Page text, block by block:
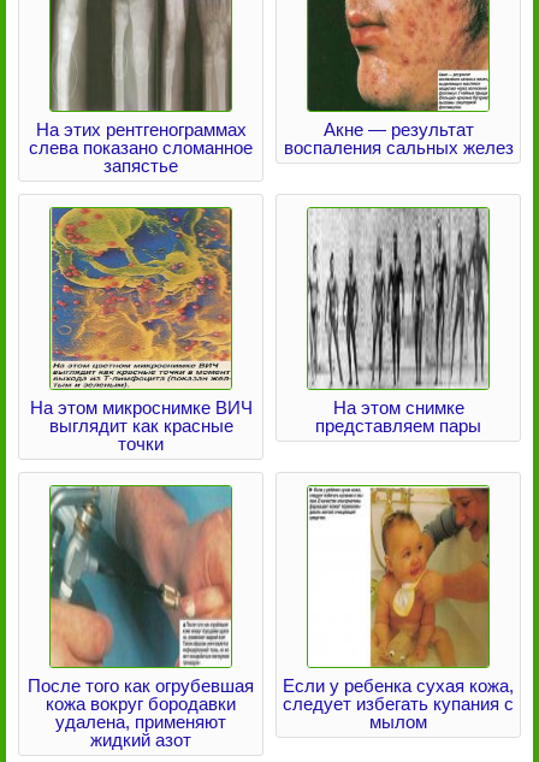
На этих рентгенограммах
слева показано сломанное
запястье
Акне — результат
воспаления сальных желез
На этом микроснимке ВИЧ
выглядит как красные
точки
На этом снимке
представляем пары
После того как огрубевшая
кожа вокруг бородавки
удалена, применяют
жидкий азот
Если у ребенка сухая кожа,
следует избегать купания с
мылом